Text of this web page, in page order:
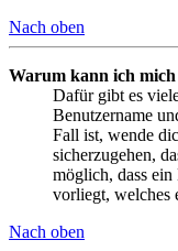
Nach oben
Warum kann ich
Dafür gibt es
Benutzername
Fall ist, wende
sicherzugehen,
möglich, dass
vorliegt, welches
Nach oben